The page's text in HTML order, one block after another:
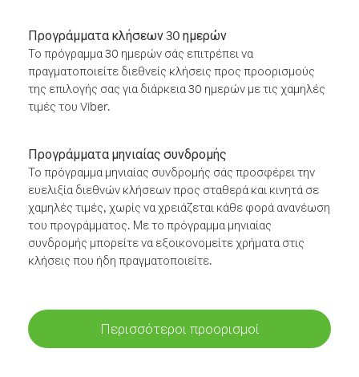
Προγράμματα κλήσεων 30 ημερών
Το πρόγραμμα 30 ημερών σάς επιτρέπει να
πραγματοποιείτε διεθνείς κλήσεις προς προορισμούς
της επιλογής σας για διάρκεια 30 ημερών με τις χαμηλές
τιμές του Viber.
Προγράμματα μηνιαίας συνδρομής
Το πρόγραμμα μηνιαίας συνδρομής σάς προσφέρει την
ευελιξία διεθνών κλήσεων προς σταθερά και κινητά σε
χαμηλές τιμές, χωρίς να χρειάζεται κάθε φορά ανανέωση
του προγράμματος. Με το πρόγραμμα μηνιαίας
συνδρομής μπορείτε να εξοικονομείτε χρήματα στις
κλήσεις που ήδη πραγματοποιείτε.
Περισσότεροι προορισμοί